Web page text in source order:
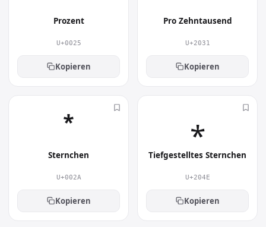
Prozent
U+0025
Kopieren
Pro Zehntausend
U+2031
Kopieren
*︎
Sternchen
U+002A
Kopieren
⁎︎
Tiefgestelltes Sternchen
U+204E
Kopieren